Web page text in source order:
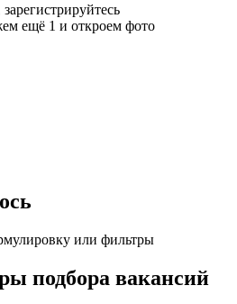
ещё 1 и откроем фото
или фильтры
подбора вакансий